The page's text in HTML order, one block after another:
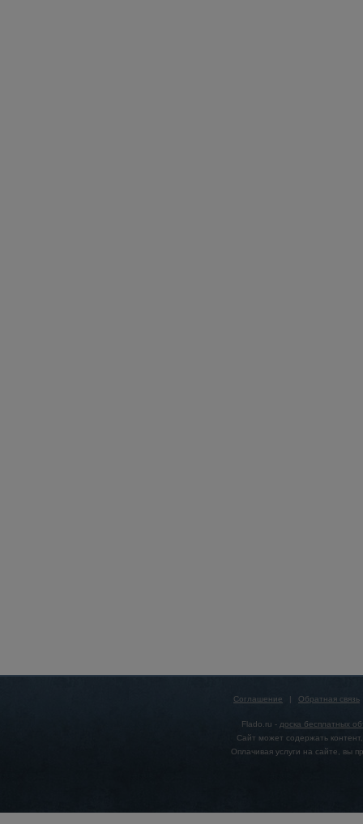
Соглашение | Обратная связь
Flado.ru - доска бесплатных
Сайт может содержать
Оплачивая услуги на сайте, вы